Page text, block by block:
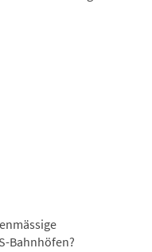
Bahnhöfen?